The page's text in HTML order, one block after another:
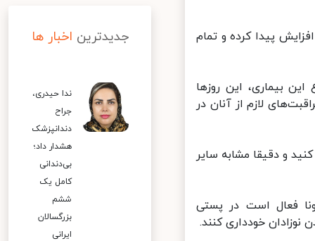
پیدا کرده و تمام
بیماری، این روزها
لازم از آنان در
و دقیقا مشابه سایر
فعال است در پستی
خودداری کنند.
جدیدترین اخبار ها
ندا حیدری،
جراح
دندانپزشک
هشدار داد؛
بی‌دندانی
کامل یک
ششم
بزرگسالان
ایرانی